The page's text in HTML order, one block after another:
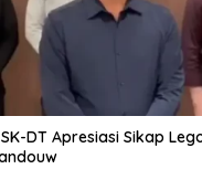
DT Apresiasi Sikap